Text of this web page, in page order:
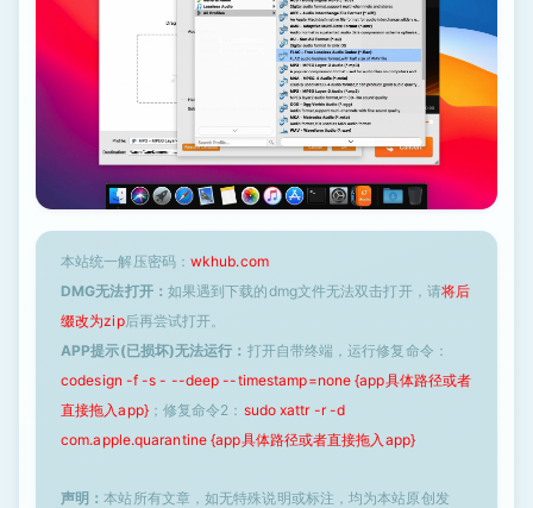
本站统一解压密码： wkhub.com
DMG无法打开： 如果遇到下载的dmg文件无法双击打开，请将后
缀改为zip后再尝试打开。
APP提示(已损坏)无法运行： 打开自带终端，运行修复命令：
codesign -f -s - --deep --timestamp=none {app具体路径或者
直接拖入app}；修复命令2： sudo xattr -r -d
com.apple.quarantine {app具体路径或者直接拖入app}
声明：本站所有文章，如无特殊说明或标注，均为本站原创发